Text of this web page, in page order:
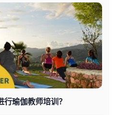
瑜伽教师培训？